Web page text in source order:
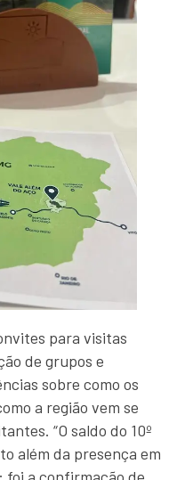
para visitas
de grupos e
sobre como os
a região vem se
“O saldo do 10º
além da presença em